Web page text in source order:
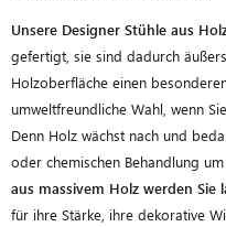
Unsere Designer Stühle aus
gefertigt, sie sind dadurch
Holzoberfläche einen
umweltfreundliche Wahl, wenn
Denn Holz wächst nach und
oder chemischen Behandlung
aus massivem Holz werden Sie
für ihre Stärke, ihre dekorative